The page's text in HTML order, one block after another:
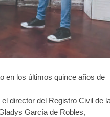
en los últimos quince años de
director del Registro Civil de
García de Robles,